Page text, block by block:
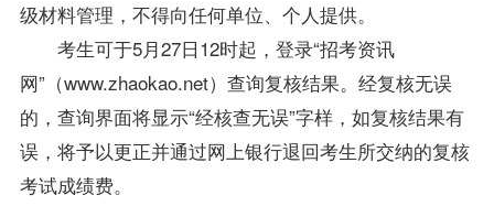
级材料管理，不得向任何单位、个人提供。
考生可于5月27日12时起，登录“招考资讯
网”（www.zhaokao.net）查询复核结果。经复核无误
的，查询界面将显示“经核查无误”字样，如复核结果有
误，将予以更正并通过网上银行退回考生所交纳的复核
考试成绩费。